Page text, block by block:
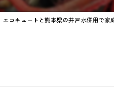
エコキュートと熊本県の井戸水併用で家